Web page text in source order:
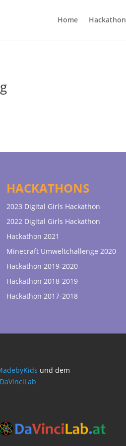
Home Hackathon
HACKATHONS
2023 Digital Girls Hackathon
2022 Digital Girls Hackathon
Hackathon 2021
Minecraft Umweltchallenge 2020
Hackathon 2019-2020
Hackathon 2018-2019
Hackathon 2017-2018
und dem
DaVinciLab